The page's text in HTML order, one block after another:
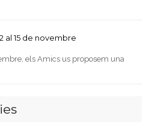
al 15 de novembre
els Amics us proposem una